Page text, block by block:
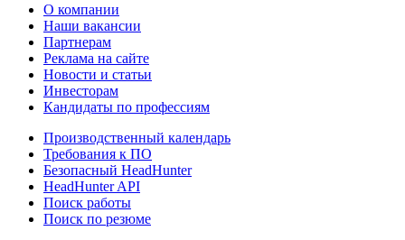
О компании
Наши вакансии
Партнерам
Реклама на сайте
Новости и статьи
Инвесторам
Кандидаты по профессиям
Производственный календарь
Требования к ПО
Безопасный HeadHunter
HeadHunter API
Поиск работы
Поиск по резюме